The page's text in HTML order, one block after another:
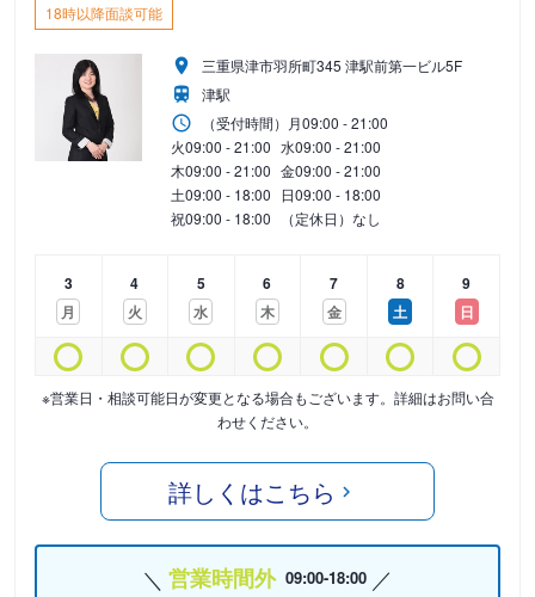
18時以降面談可能
三重県津市羽所町345 津駅前第一ビル5F
津駅
（受付時間） 月09:00 - 21:00
火09:00 - 21:00 水09:00 - 21:00
木09:00 - 21:00 金09:00 - 21:00
土09:00 - 18:00 日09:00 - 18:00
祝09:00 - 18:00 （定休日）なし
3
月
4
火
5
水
6
木
7
金
8
土
9
日
※営業日・相談可能日が変更となる場合もございます。詳細はお問い合
わせください。
詳しくはこちら
営業時間外 09:00-18:00